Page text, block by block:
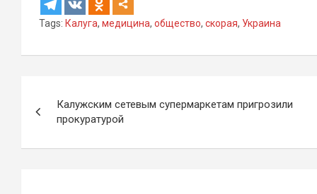
Tags: Калуга, медицина, общество, скорая, Украина
по
записям
Калужским сетевым супермаркетам пригрозили
прокуратурой